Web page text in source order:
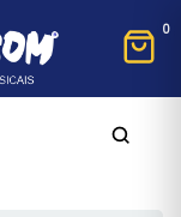
0